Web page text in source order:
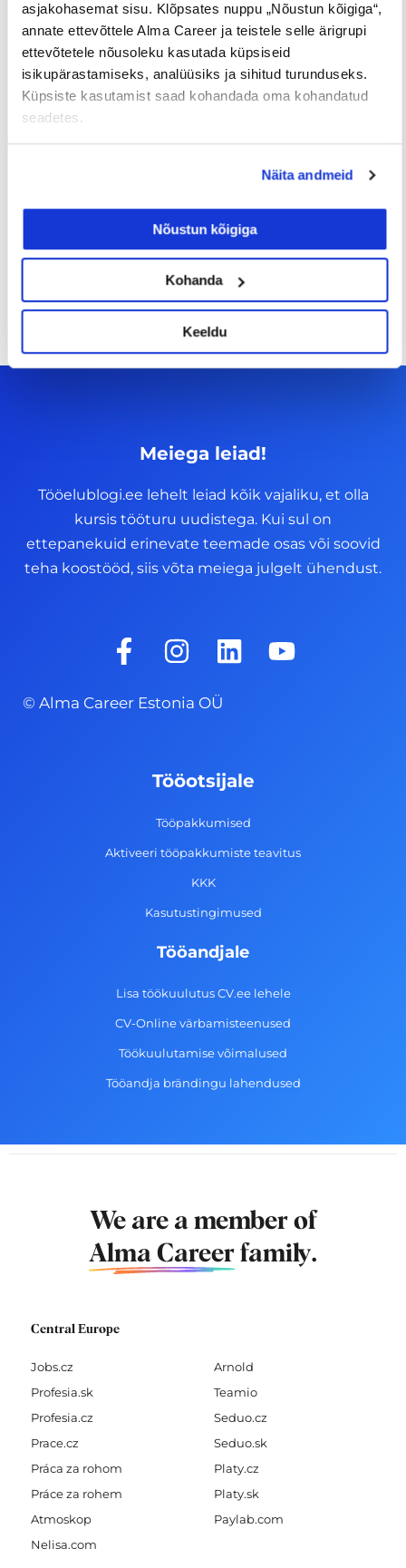
asjakohasemat sisu. Klõpsates nuppu „Nõustun kõigiga“,
annate ettevõttele Alma Career ja teistele selle ärigrupi
ettevõtetele nõusoleku kasutada küpsiseid
isikupärastamiseks, analüüsiks ja sihitud turunduseks.
Küpsiste kasutamist saad kohandada oma kohandatud
seadetes.
Näita andmeid
Nõustun kõigiga
Kohanda
Keeldu
14/07/2026
Meiega leiad!
Tööelublogi.ee lehelt leiad kõik vajaliku, et olla
kursis tööturu uudistega. Kui sul on
ettepanekuid erinevate teemade osas või soovid
teha koostööd, siis võta meiega julgelt ühendust.
F
a
c
e
-
I
n
s
t
g
a
m
L
i
d
n
Y
o
© Alma Career Estonia OÜ
Tööotsijale
Tööpakkumised
Aktiveeri tööpakkumiste teavitus
KKK
Kasutustingimused
Tööandjale
Lisa töökuulutus CV.ee lehele
CV-Online värbamisteenused
Töökuulutamise võimalused
Tööandja brändingu lahendused
We are a member of
Alma Career family.
Central Europe
Jobs.cz
Profesia.sk
Profesia.cz
Prace.cz
Práca za rohom
Práce za rohem
Atmoskop
Nelisa.com
Arnold
Teamio
Seduo.cz
Seduo.sk
Platy.cz
Platy.sk
Paylab.com